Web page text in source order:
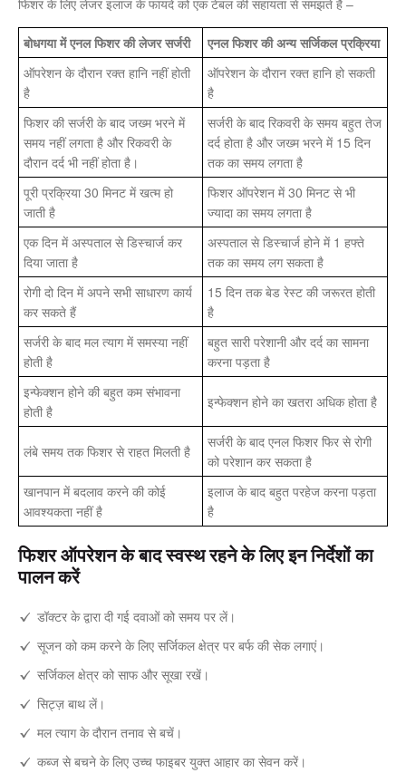
बोधगया में एनल फिशर की लेजर सर्जरी
एनल फिशर की अन्य सर्जिकल प्रक्रिया
ऑपरेशन के दौरान रक्त हानि नहीं होती
है
ऑपरेशन के दौरान रक्त हानि हो सकती
है
फिशर की सर्जरी के बाद जख्म भरने में
समय नहीं लगता है और रिकवरी के
दौरान दर्द भी नहीं होता है।
सर्जरी के बाद रिकवरी के समय बहुत तेज
दर्द होता है और जख्म भरने में 15 दिन
तक का समय लगता है
पूरी प्रक्रिया 30 मिनट में खत्म हो
जाती है
फिशर ऑपरेशन में 30 मिनट से भी
ज्यादा का समय लगता है
एक दिन में अस्पताल से डिस्चार्ज कर
दिया जाता है
अस्पताल से डिस्चार्ज होने में 1 हफ्ते
तक का समय लग सकता है
रोगी दो दिन में अपने सभी साधारण कार्य
कर सकते हैं
15 दिन तक बेड रेस्ट की जरूरत होती
है
सर्जरी के बाद मल त्याग में समस्या नहीं
होती है
बहुत सारी परेशानी और दर्द का सामना
करना पड़ता है
इन्फेक्शन होने की बहुत कम संभावना
होती है
इन्फेक्शन होने का खतरा अधिक होता है
लंबे समय तक फिशर से राहत मिलती है
सर्जरी के बाद एनल फिशर फिर से रोगी
को परेशान कर सकता है
खानपान में बदलाव करने की कोई
आवश्यकता नहीं है
इलाज के बाद बहुत परहेज करना पड़ता
है
फिशर ऑपरेशन के बाद स्वस्थ रहने के लिए इन निर्देशों का
पालन करें
डॉक्टर के द्वारा दी गई दवाओं को समय पर लें।
सूजन को कम करने के लिए सर्जिकल क्षेत्र पर बर्फ की सेक लगाएं।
सर्जिकल क्षेत्र को साफ और सूखा रखें।
सिट्ज़ बाथ लें।
मल त्याग के दौरान तनाव से बचें।
कब्ज से बचने के लिए उच्च फाइबर युक्त आहार का सेवन करें।